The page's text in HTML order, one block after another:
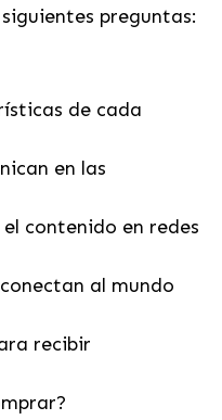
preguntas:
de cada
en las
contenido en redes
al mundo
recibir